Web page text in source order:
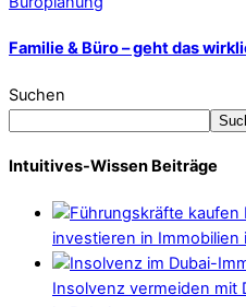
Familie & Büro – geht das
Suchen
Intuitives-Wissen Beiträge
investieren in Immobilien
Insolvenz vermeiden mit